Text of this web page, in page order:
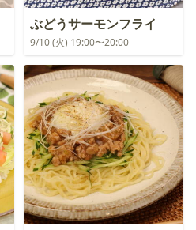
ぶどうサーモンフライ
9/10 (火) 19:00〜20:00